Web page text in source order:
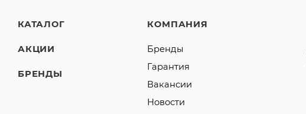
КАТАЛОГ
АКЦИИ
БРЕНДЫ
КОМПАНИЯ
Бренды
Гарантия
Вакансии
Новости